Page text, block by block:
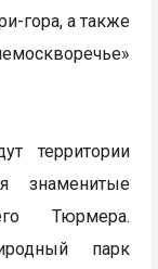
гора, а также
территории
знаменитые
Тюрмера.
парк